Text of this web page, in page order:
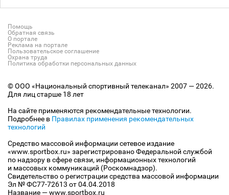
Помощь
Обратная связь
О портале
Реклама на портале
Пользовательское соглашение
Охрана труда
Политика обработки персональных данных
© ООО «Национальный спортивный телеканал» 2007 — 2026.
Для лиц старше 18 лет
На сайте применяются рекомендательные технологии.
Подробнее в Правилах применения рекомендательных
технологий
Средство массовой информации сетевое издание
«www.sportbox.ru» зарегистрировано Федеральной службой
по надзору в сфере связи, информационных технологий
и массовых коммуникаций (Роскомнадзор).
Свидетельство о регистрации средства массовой информации
Эл № ФС77-72613 от 04.04.2018
Название — www.sportbox.ru